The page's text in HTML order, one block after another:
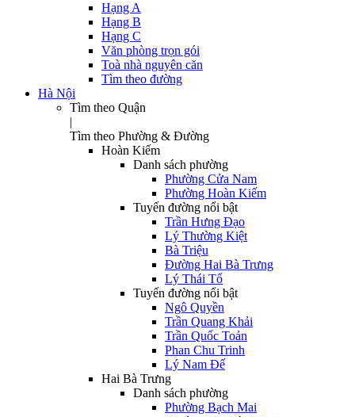
Hạng A
Hạng B
Hạng C
Văn phòng trọn gói
Toà nhà nguyên căn
Tìm theo đường
Hà Nội
Tìm theo Quận
|
Tìm theo Phường & Đường
Hoàn Kiếm
Danh sách phường
Phường Cửa Nam
Phường Hoàn Kiếm
Tuyến đường nổi bật
Trần Hưng Đạo
Lý Thường Kiệt
Bà Triệu
Đường Hai Bà Trưng
Lý Thái Tổ
Tuyến đường nổi bật
Ngô Quyền
Trần Quang Khải
Trần Quốc Toản
Phan Chu Trinh
Lý Nam Đế
Hai Bà Trưng
Danh sách phường
Phường Bạch Mai